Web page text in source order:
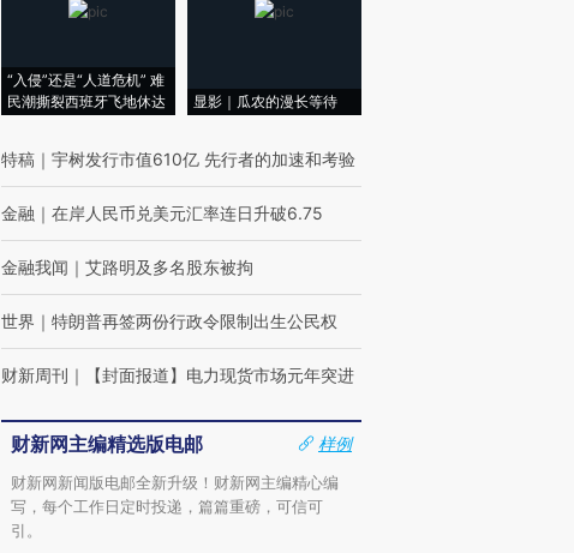
“入侵”还是“人道危机” 难
民潮撕裂西班牙飞地休达
显影｜瓜农的漫长等待
特稿 ｜ 宇树发行市值610亿 先行者的加速和考验
金融 ｜ 在岸人民币兑美元汇率连日升破6.75
金融我闻 ｜ 艾路明及多名股东被拘
世界 ｜ 特朗普再签两份行政令限制出生公民权
财新周刊 ｜ 【封面报道】电力现货市场元年突进
财新网主编精选版电邮
样例
财新网新闻版电邮全新升级！财新网主编精心编
写，每个工作日定时投递，篇篇重磅，可信可
引。